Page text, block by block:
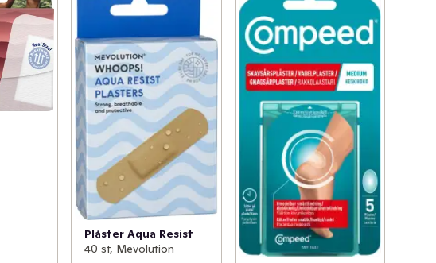
Plåster Aqua Resist
40 st, Mevolution